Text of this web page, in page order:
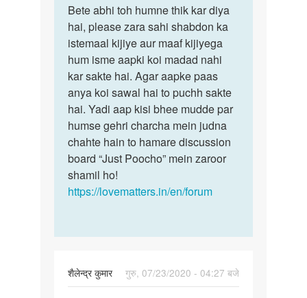
to
Boor
chodne
ke
liye
job
by
Kamlesh
kumar
Bete
abhi
toh
humne
thik
kar…
Bete abhi toh humne thik kar diya
hai, please zara sahi shabdon ka
istemaal kijiye aur maaf kijiyega
hum isme aapki koi madad nahi
kar sakte hai. Agar aapke paas
anya koi sawal hai to puchh sakte
hai. Yadi aap kisi bhee mudde par
humse gehri charcha mein judna
chahte hain to hamare discussion
board “Just Poocho” mein zaroor
shamil ho!
https://lovematters.in/en/forum
शैलेन्द्र कुमार
गुरु, 07/23/2020 - 04:27 बजे